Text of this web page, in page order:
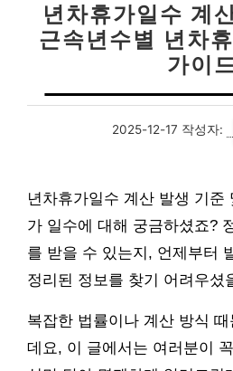
년차휴가일수 계
근속년수별 년차
가이
2025-12-17 작성자:
년차휴가일수 계산 발생 기준
가 일수에 대해 궁금하셨죠?
를 받을 수 있는지, 언제부터
정리된 정보를 찾기 어려우셨
복잡한 법률이나 계산 방식
데요, 이 글에서는 여러분이